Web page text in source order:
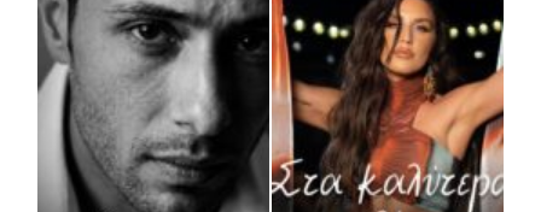
ΠΡΟΔΡΟΜΟΣ
— ΜΙΑ ΚΑΡΔΙΑ
ΙΟΥΛΙΑ
ΚΑΛΛΙΜΑΝΗ –
ΣΤΑ
ΚΑΛΥΤΕΡΑ
ΠΟΥ
ΕΛΚΟΝΤΑΙ